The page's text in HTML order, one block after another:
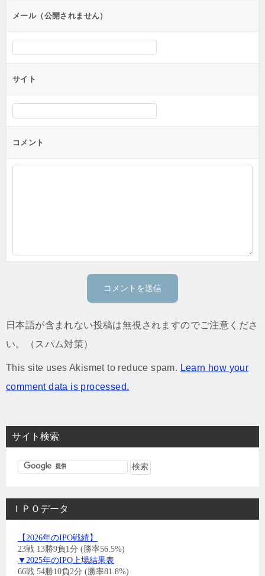
メール（公開されません）
サイト
コメント
日本語が含まれない投稿は無視されますのでご注意くださ
い。（スパム対策）
This site uses Akismet to reduce spam. Learn how your
comment data is processed.
サイト検索
ＩＰＯデータ
【2026年のIPO戦績】
23戦 13勝9負1分 (勝率56.5%)
▼2025年のIPO上場結果表
66戦 54勝10負2分 (勝率81.8%)